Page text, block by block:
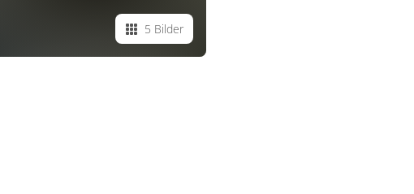
5 Bilder